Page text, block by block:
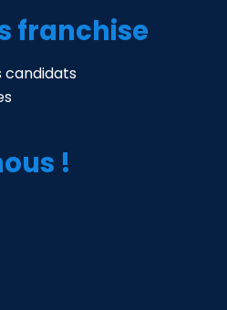
franchise
candidats
!